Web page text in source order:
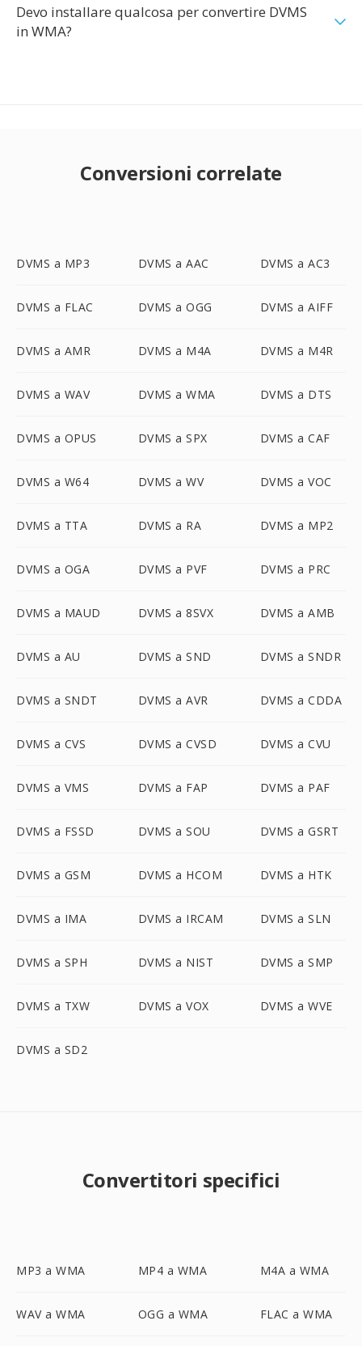
Devo installare qualcosa per convertire DVMS
in WMA?
Conversioni correlate
DVMS a MP3 DVMS a AAC DVMS a AC3
DVMS a FLAC DVMS a OGG DVMS a AIFF
DVMS a AMR DVMS a M4A DVMS a M4R
DVMS a WAV DVMS a WMA DVMS a DTS
DVMS a OPUS DVMS a SPX DVMS a CAF
DVMS a W64 DVMS a WV DVMS a VOC
DVMS a TTA DVMS a RA DVMS a MP2
DVMS a OGA DVMS a PVF DVMS a PRC
DVMS a MAUD DVMS a 8SVX DVMS a AMB
DVMS a AU DVMS a SND DVMS a SNDR
DVMS a SNDT DVMS a AVR DVMS a CDDA
DVMS a CVS DVMS a CVSD DVMS a CVU
DVMS a VMS DVMS a FAP DVMS a PAF
DVMS a FSSD DVMS a SOU DVMS a GSRT
DVMS a GSM DVMS a HCOM DVMS a HTK
DVMS a IMA DVMS a IRCAM DVMS a SLN
DVMS a SPH DVMS a NIST DVMS a SMP
DVMS a TXW DVMS a VOX DVMS a WVE
DVMS a SD2
Convertitori specifici
MP3 a WMA MP4 a WMA M4A a WMA
WAV a WMA OGG a WMA FLAC a WMA